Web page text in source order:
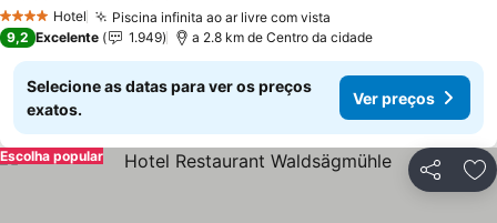
4 EstrelasHotel Piscina infinita ao ar livre com vista
9,2 Excelente 1.949 a 2.8 km de Centro da cidade
Selecione as datas para ver os preços
exatos.
Ver preços
Partilhar
Escolha popular